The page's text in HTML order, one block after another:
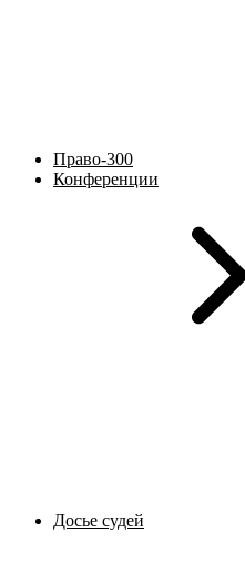
Право-300
Конференции
Досье судей